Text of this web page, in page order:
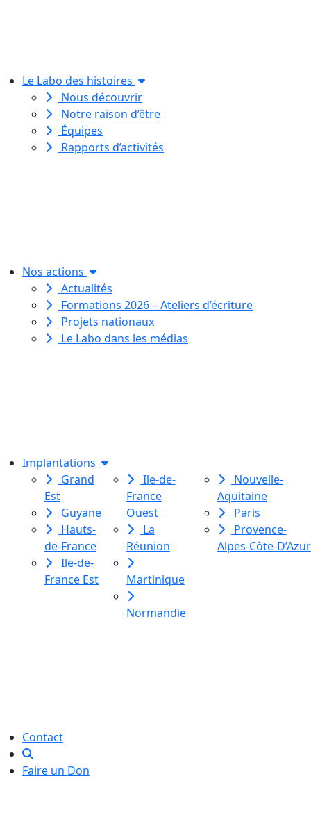
Le Labo des histoires
Nous découvrir
Notre raison d’être
Équipes
Rapports d’activités
Nos actions
Actualités
Formations 2026 – Ateliers d’écriture
Projets nationaux
Le Labo dans les médias
Implantations
Grand
Est
Guyane
Hauts-
de-France
Ile-de-
France Est
Ile-de-
France
Ouest
La
Réunion
Martinique
Normandie
Nouvelle-
Aquitaine
Paris
Provence-
Alpes-Côte-D’Azur
Contact
Faire un Don